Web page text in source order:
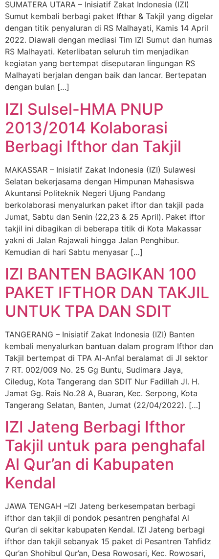
SUMATERA UTARA – Inisiatif Zakat Indonesia (IZI)
Sumut kembali berbagi paket Ifthar & Takjil yang digelar
dengan titik penyaluran di RS Malhayati, Kamis 14 April
2022. Diawali dengan mediasi Tim IZI Sumut dan humas
RS Malhayati. Keterlibatan seluruh tim menjadikan
kegiatan yang bertempat diseputaran lingungan RS
Malhayati berjalan dengan baik dan lancar. Bertepatan
dengan bulan […]
IZI Sulsel-HMA PNUP
2013/2014 Kolaborasi
Berbagi Ifthor dan Takjil
MAKASSAR – Inisiatif Zakat Indonesia (IZI) Sulawesi
Selatan bekerjasama dengan Himpunan Mahasiswa
Akuntansi Politeknik Negeri Ujung Pandang
berkolaborasi menyalurkan paket iftor dan takjil pada
Jumat, Sabtu dan Senin (22,23 & 25 April). Paket iftor
takjil ini dibagikan di beberapa titik di Kota Makassar
yakni di Jalan Rajawali hingga Jalan Penghibur.
Kemudian di hari Sabtu menyasar […]
IZI BANTEN BAGIKAN 100
PAKET IFTHOR DAN TAKJIL
UNTUK TPA DAN SDIT
TANGERANG – Inisiatif Zakat Indonesia (IZI) Banten
kembali menyalurkan bantuan dalam program Ifthor dan
Takjil bertempat di TPA Al-Anfal beralamat di Jl sektor
7 RT. 002/009 No. 25 Gg Buntu, Sudimara Jaya,
Ciledug, Kota Tangerang dan SDIT Nur Fadillah Jl. H.
Jamat Gg. Rais No.28 A, Buaran, Kec. Serpong, Kota
Tangerang Selatan, Banten, Jumat (22/04/2022). […]
IZI Jateng Berbagi Ifthor
Takjil untuk para penghafal
Al Qur’an di Kabupaten
Kendal
JAWA TENGAH –IZI Jateng berkesempatan berbagi
ifthor dan takjil di pondok pesantren penghafal Al
Qur’an di sekitar kabupaten Kendal. IZI Jateng berbagi
ifthor dan takjil sebanyak 15 paket di Pesantren Tahfidz
Qur’an Shohibul Qur’an, Desa Rowosari, Kec. Rowosari,